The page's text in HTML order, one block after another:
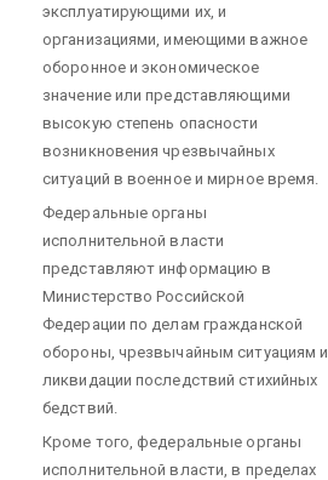
эксплуатирующими их, и
организациями, имеющими важное
оборонное и экономическое
значение или представляющими
высокую степень опасности
возникновения чрезвычайных
ситуаций в военное и мирное время.
Федеральные органы
исполнительной власти
представляют информацию в
Министерство Российской
Федерации по делам гражданской
обороны, чрезвычайным ситуациям и
ликвидации последствий стихийных
бедствий.
Кроме того, федеральные органы
исполнительной власти, в пределах